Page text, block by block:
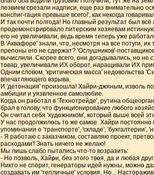
лезвием срезали надписи, еще раз внимательно
конспиг-гация превыше всего!', как некогда
И так почти полгода! Но главный результат был
продемонстрировало питерским хозяевам
его не увеличивали, ведь время теперь уже
В 'Аквафоре' знали, что, несмотря на все потуги,
препоны его не сдержат? 'Ослушников'-
вычислили. Скорее всего, они догадывались, но не
товар, увеличивали ИХ оборот, наращивали ИХ
Одним словом, 'критическая масса' недовольства
впечатляющего взрыва.
И 'детонация' произошла! Хайри-джяным, изволь
амбиции и уязвленное самолюбие.
Когда он работал в 'Технотрейде', рутина
брал в голову, что функционирование любого
Он считал себя 'художником', который выше всей
У нас продолжилось то же самое. Хайри
упоминании о 'транспорте', 'складе', 'бухгалтерии',
- Я работаю с заказчиком, составляю проект,
расходами'! Знать ничего не желаю!
Мы лишь слабо пытались что-то возразить:
- Но позволь, Хайри, без этого твоя, да и любая
Никто не спорит, генераторы идей нужны, можно
создавать им 'тепличные' условия. Но...